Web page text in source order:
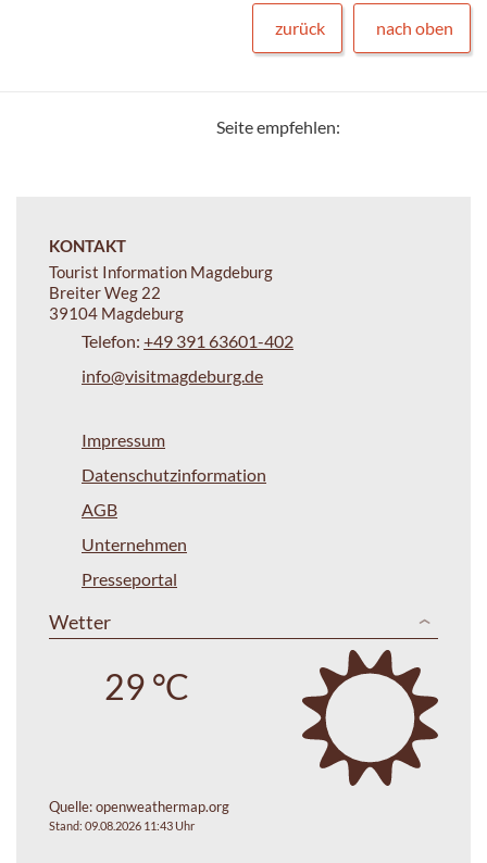
zurück nach oben
Seite empfehlen:
KONTAKT
Tourist Information Magdeburg
Breiter Weg 22
39104 Magdeburg
Telefon: +49 391 63601-402
info@visitmagdeburg.de
Impressum
Datenschutzinformation
AGB
Unternehmen
Presseportal
Wetter
29 °C
Quelle:openweathermap.org
Stand: 09.08.2026 11:43 Uhr